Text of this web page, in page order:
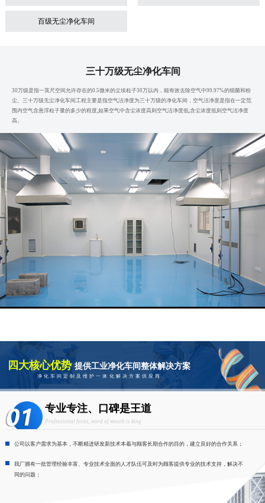
百级无尘净化车间
三十万级无尘净化车间
30万级是指一英尺空间允许存在的0.5微米的尘埃粒子30万以内，能有效去除空气中99.97%的细菌和粉
尘。三十万级无尘净化车间工程主要是指空气洁净度为三十万级的净化车间，空气洁净度是指在一定范
围内空气含悬浮粒子量的多少的程度,如果空气中含尘浓度高则空气洁净度低,含尘浓度低则空气洁净度
高。
四大核心优势提供工业净化车间整体解决方案
净化车间定制及维护一体化解决方案供应商
专业专注、口碑是王道
Professional focus, word of mouth is king
公司以客户需求为基本，不断精进研发新技术本着与顾客长期合作的目的，建立良好的合作关系；
我厂拥有一批管理经验丰富、专业技术全面的人才队伍可及时为顾客提供专业的技术支持，解决不
同的问题；